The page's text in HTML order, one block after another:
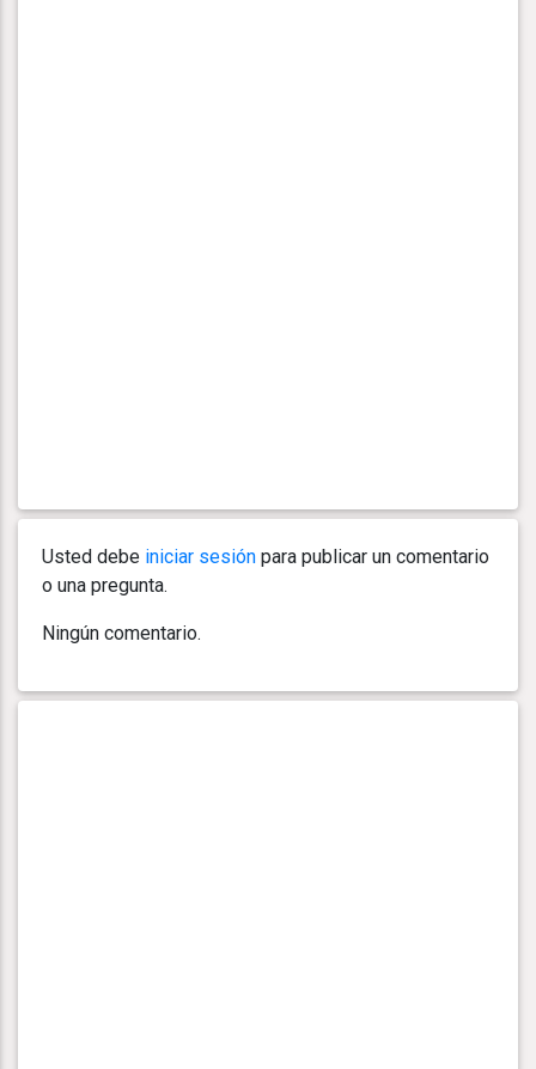
Usted debe iniciar sesión para publicar un comentario
o una pregunta.
Ningún comentario.